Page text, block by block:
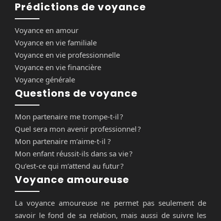
Prédictions de voyance
Voyance en amour
Voyance en vie familiale
Voyance en vie professionnelle
Voyance en vie financière
Voyance générale
Questions de voyance
Mon partenaire me trompe-t-il ?
Quel sera mon avenir professionnel ?
Mon partenaire m’aime-t-il ?
Mon enfant réussit-ils dans sa vie ?
Qu’est-ce qui m’attend au futur ?
Voyance amoureuse
La voyance amoureuse ne permet pas seulement de
savoir le fond de sa relation, mais aussi de suivre les